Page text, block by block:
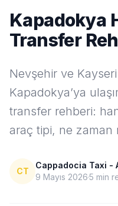
Kapadokya
Transfer
Nevşehir ve
Kapadokya’ya
transfer rehberi:
araç tipi, ne zaman
CT
Cappadocia Taxi -
9 Mayıs 20265 min